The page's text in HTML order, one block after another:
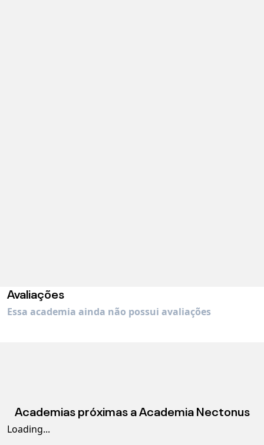
Avaliações
Essa academia ainda não possui avaliações
Academias próximas a Academia Nectonus
Loading...